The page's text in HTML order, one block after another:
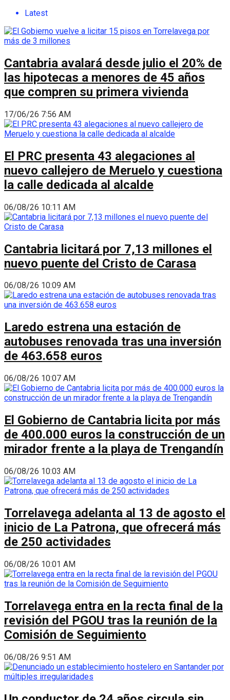
Latest
Cantabria avalará desde julio el 20% de
las hipotecas a menores de 45 años
que compren su primera vivienda
17/06/26 7:56 AM
El PRC presenta 43 alegaciones al
nuevo callejero de Meruelo y cuestiona
la calle dedicada al alcalde
06/08/26 10:11 AM
Cantabria licitará por 7,13 millones el
nuevo puente del Cristo de Carasa
06/08/26 10:09 AM
Laredo estrena una estación de
autobuses renovada tras una inversión
de 463.658 euros
06/08/26 10:07 AM
El Gobierno de Cantabria licita por más
de 400.000 euros la construcción de un
mirador frente a la playa de Trengandín
06/08/26 10:03 AM
Torrelavega adelanta al 13 de agosto el
inicio de La Patrona, que ofrecerá más
de 250 actividades
06/08/26 10:01 AM
Torrelavega entra en la recta final de la
revisión del PGOU tras la reunión de la
Comisión de Seguimiento
06/08/26 9:51 AM